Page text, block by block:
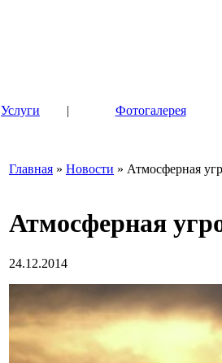
Услуги | Фотогалерея
Главная » Новости » Атмосферная
Атмосферная
24.12.2014